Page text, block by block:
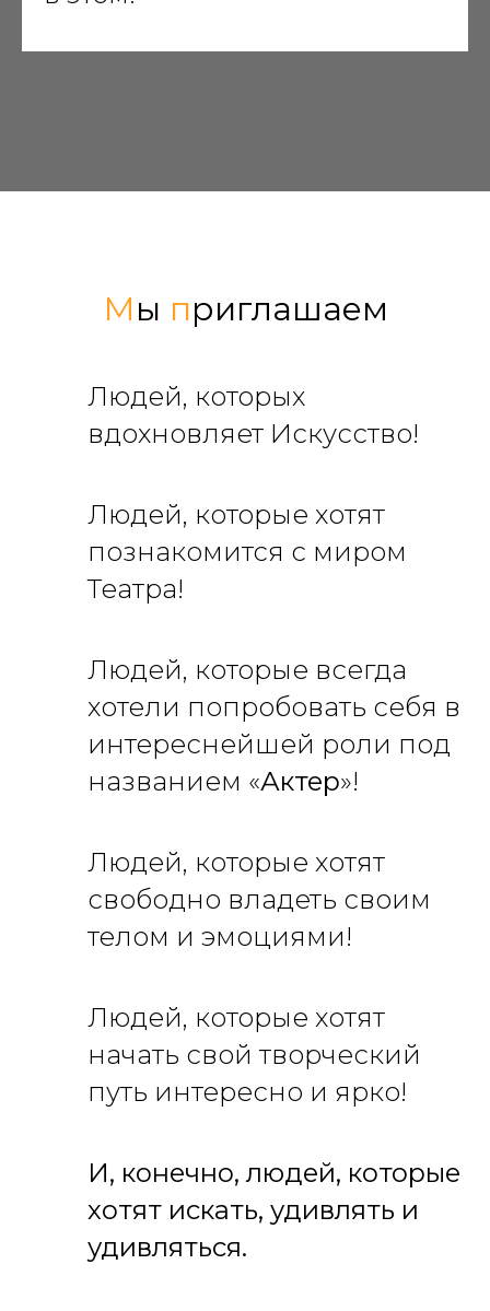
Мы приглашаем
Людей, которых
вдохновляет Искусство!
Людей, которые хотят
познакомится с миром
Театра!
Людей, которые всегда
хотели попробовать себя в
интереснейшей роли под
названием «Актер»!
Людей, которые хотят
свободно владеть своим
телом и эмоциями!
Людей, которые хотят
начать свой творческий
путь интересно и ярко!
И, конечно, людей, которые
хотят искать, удивлять и
удивляться.